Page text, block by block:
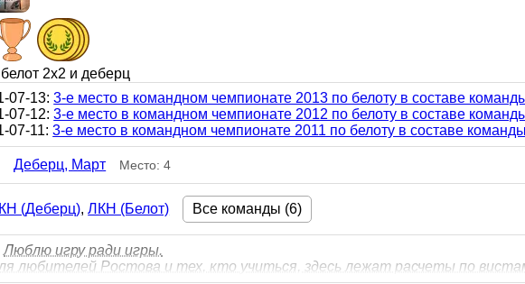
2x2 и деберц
07-13:3-е место в командном чемпионате 2013 по белоту в составе
07-12:3-е место в командном чемпионате 2012 по белоту в составе
07-11:3-е место в командном чемпионате 2011 по белоту в составе
Деберц, Март Место: 4
(Деберц),ЛКН (Белот) Все команды (6)
Люблю игру ради игры.
любителей Ростова и тех, кто учиться, здесь лежат расчеты по